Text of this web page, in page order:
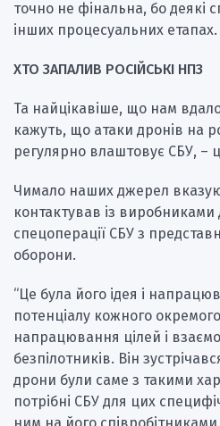
точно не фінальна, бо деякі
інших процесуальних етапах.
ХТО ЗАПАЛИВ РОСІЙСЬКІ НПЗ
Та найцікавіше, що нам
кажуть, що атаки дронів на
регулярно влаштовує СБУ, –
Чимало наших джерел
контактував із виробниками
спецоперації СБУ з
оборони.
“Це була його ідея і
потенціалу кожного
напрацювання цілей і
безпілотників. Він
дрони були саме з такими
потрібні СБУ для цих